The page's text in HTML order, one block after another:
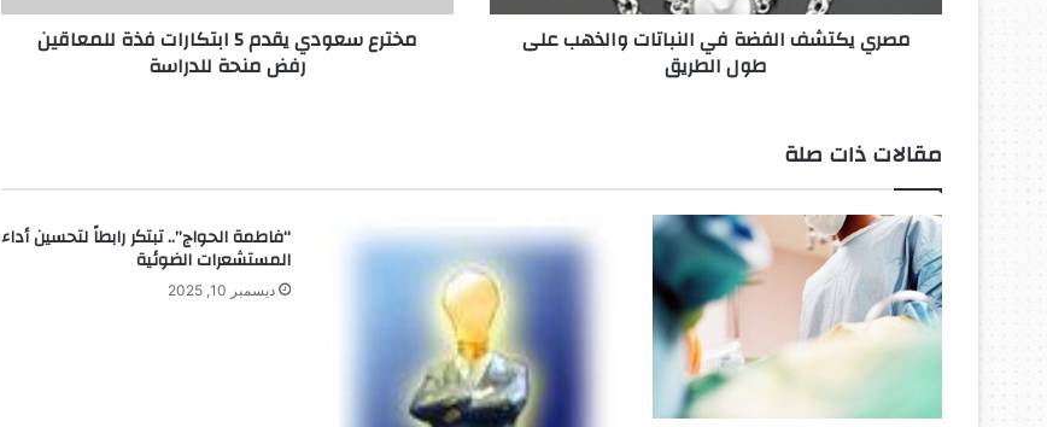
ف
ف
ي
ا
ل
ن
ب
ا
و
مصري يكتشف الفضة في النباتات والذهب على
طول الطريق
د
ا
ت
ك
ا
ر
ت
ف
ذ
مخترع سعودي يقدم 5 ابتكارات فذة للمعاقين
رفض منحة للدراسة
مقالات ذات صلة
“فاطمة الحواج”.. تبتكر رابطاً لتحسين أداء
المستشعرات الضوئية
ديسمبر 10, 2025